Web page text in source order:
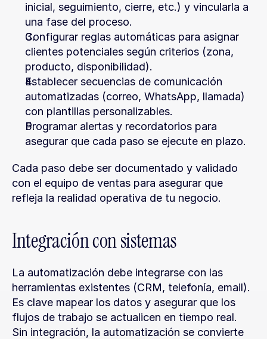
inicial, seguimiento, cierre, etc.) y vincularla a
una fase del proceso.
Configurar reglas automáticas para asignar
clientes potenciales según criterios (zona,
producto, disponibilidad).
Establecer secuencias de comunicación
automatizadas (correo, WhatsApp, llamada)
con plantillas personalizables.
Programar alertas y recordatorios para
asegurar que cada paso se ejecute en plazo.
Cada paso debe ser documentado y validado
con el equipo de ventas para asegurar que
refleja la realidad operativa de tu negocio.
Integración con sistemas
La automatización debe integrarse con las
herramientas existentes (CRM, telefonía, email).
Es clave mapear los datos y asegurar que los
flujos de trabajo se actualicen en tiempo real.
Sin integración, la automatización se convierte